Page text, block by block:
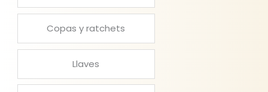
Copas y ratchets
Llaves